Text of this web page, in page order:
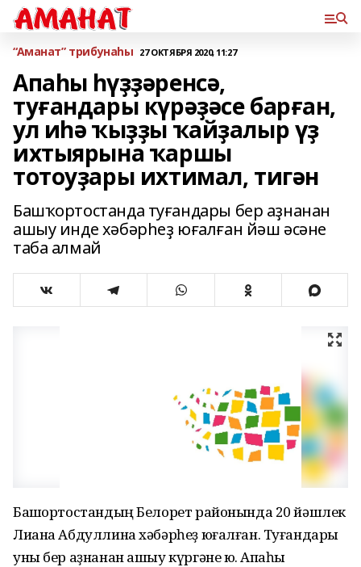
“Аманат” трибунаһы 27 ОКТЯБРЯ 2020, 11:27
Апаһы һүҙҙәренсә,
туғандары күрәҙәсе барған,
ул иһә ҡыҙҙы ҡайҙалыр үҙ
ихтыярына ҡаршы
тотоуҙары ихтимал, тигән
Башҡортостанда туғандары бер аҙнанан
ашыу инде хәбәрһеҙ юғалған йәш әсәне
таба алмай
Башҡортостандың Белорет районында 20 йәшлек
Лиана Абдуллина хәбәрһеҙ юғалған. Туғандары
уны бер аҙнанан ашыу күргәне юҡ. Апаһы